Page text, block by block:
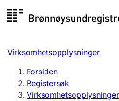
til
Registersøk
Aksjeselskap
Virksomhetsopplysninger
Forsiden
Registersøk
Virksomhetsopplysninger